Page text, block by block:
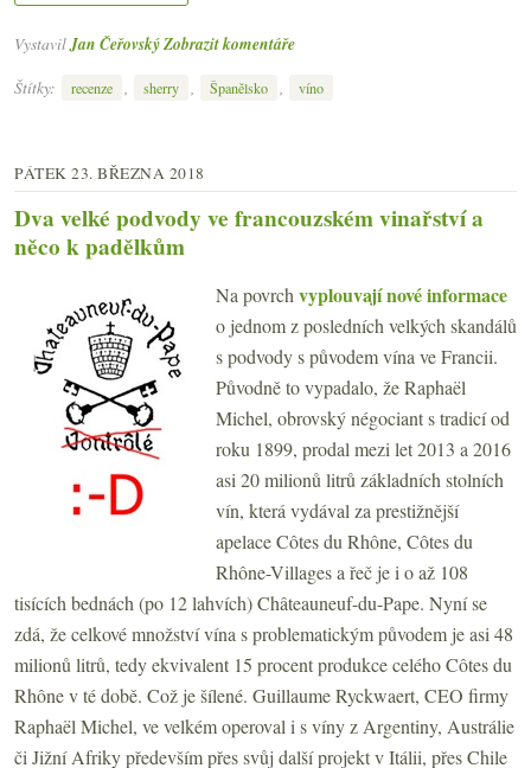
VystavilJan ČeřovskýZobrazit komentáře
Štítky:
recenze , sherry , Španělsko , víno
PÁTEK 23. BŘEZNA 2018
Dva velké podvody ve francouzském vinařství a
něco k padělkům
Na povrch vyplouvají nové informace
o jednom z posledních velkých skandálů
s podvody s původem vína ve Francii.
Původně to vypadalo, že Raphaël
Michel, obrovský négociant s tradicí od
roku 1899, prodal mezi let 2013 a 2016
asi 20 milionů litrů základních stolních
vín, která vydával za prestižnější
apelace Côtes du Rhône, Côtes du
Rhône-Villages a řeč je i o až 108
tisících bednách (po 12 lahvích) Châteauneuf-du-Pape. Nyní se
zdá, že celkové množství vína s problematickým původem je asi 48
milionů litrů, tedy ekvivalent 15 procent produkce celého Côtes du
Rhône v té době. Což je šílené. Guillaume Ryckwaert, CEO firmy
Raphaël Michel, ve velkém operoval i s víny z Argentiny, Austrálie
či Jižní Afriky především přes svůj další projekt v Itálii, přes Chile